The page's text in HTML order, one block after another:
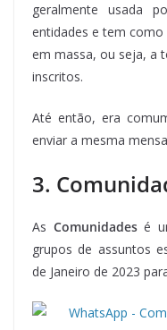
geralmente usada
entidades e tem
em massa, ou seja, a
inscritos.
Até então, era
enviar a mesma
3.
As Comunidadesé
grupos de assuntos
de Janeiro de 2023